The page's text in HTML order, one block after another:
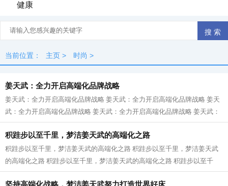
健康
当前位置： 主页 > 时尚 >
姜天武：全力开启高端化品牌战略
姜天武：全力开启高端化品牌战略 姜天武：全力开启高端化品牌战略 姜天
武：全力开启高端化品牌战略 姜天武：全力开启高端化品牌战略 姜天武：
全力开启高端化品牌战略 姜天武：...
积跬步以至千里，梦洁姜天武的高端化之路
积跬步以至千里，梦洁姜天武的高端化之路 积跬步以至千里，梦洁姜天武
的高端化之路 积跬步以至千里，梦洁姜天武的高端化之路 积跬步以至千
里，梦洁姜天武的高端化之路 积跬步以...